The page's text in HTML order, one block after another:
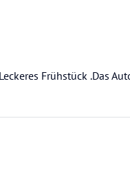
Frühstück .Das